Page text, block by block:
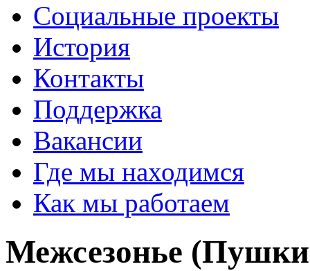
Социальные проекты
История
Контакты
Поддержка
Вакансии
Где мы находимся
Как мы работаем
Межсезонье